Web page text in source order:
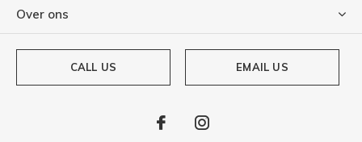
Over ons
CALL US EMAIL US